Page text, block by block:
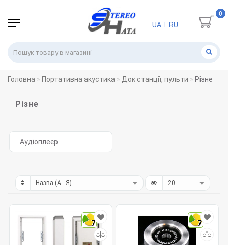
0
UA RU
Головна Портативна акустика Док станції, пульти Різне
Різне
Аудіоплеєр
7 7